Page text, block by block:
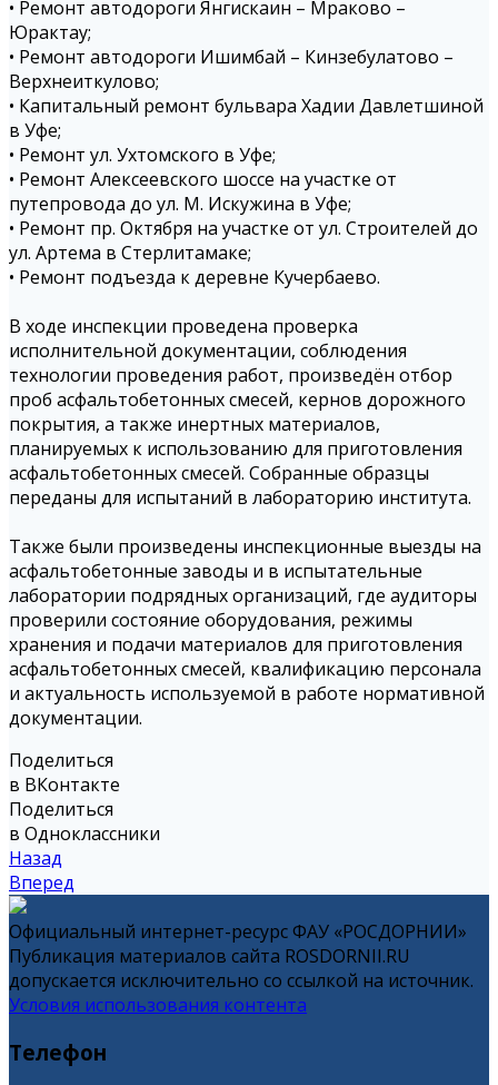
• Ремонт автодороги Янгискаин – Мраково –
Юрактау;
• Ремонт автодороги Ишимбай – Кинзебулатово –
Верхнеиткулово;
• Капитальный ремонт бульвара Хадии Давлетшиной
в Уфе;
• Ремонт ул. Ухтомского в Уфе;
• Ремонт Алексеевского шоссе на участке от
путепровода до ул. М. Искужина в Уфе;
• Ремонт пр. Октября на участке от ул. Строителей до
ул. Артема в Стерлитамаке;
• Ремонт подъезда к деревне Кучербаево.
В ходе инспекции проведена проверка
исполнительной документации, соблюдения
технологии проведения работ, произведён отбор
проб асфальтобетонных смесей, кернов дорожного
покрытия, а также инертных материалов,
планируемых к использованию для приготовления
асфальтобетонных смесей. Собранные образцы
переданы для испытаний в лабораторию института.
Также были произведены инспекционные выезды на
асфальтобетонные заводы и в испытательные
лаборатории подрядных организаций, где аудиторы
проверили состояние оборудования, режимы
хранения и подачи материалов для приготовления
асфальтобетонных смесей, квалификацию персонала
и актуальность используемой в работе нормативной
документации.
Поделиться
в ВКонтакте
Поделиться
в Одноклассники
Назад
Вперед
Официальный интернет-ресурс ФАУ «РОСДОРНИИ»
Публикация материалов сайта ROSDORNII.RU
допускается исключительно со ссылкой на источник.
Условия использования контента
Телефон